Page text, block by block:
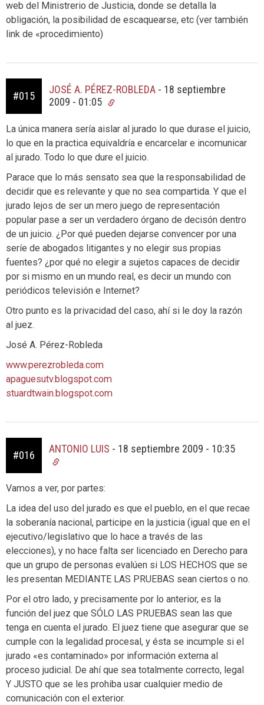
web del Ministrerio de Justicia, donde se detalla la
obligación, la posibilidad de escaquearse, etc (ver también
link de «procedimiento)
#015
JOSÉ A. PÉREZ-ROBLEDA - 18 septiembre
2009 - 01:05
La única manera sería aislar al jurado lo que durase el juicio,
lo que en la practica equivaldría e encarcelar e incomunicar
al jurado. Todo lo que dure el juicio.
Parace que lo más sensato sea que la responsabilidad de
decidir que es relevante y que no sea compartida. Y que el
jurado lejos de ser un mero juego de representación
popular pase a ser un verdadero órgano de decisón dentro
de un juicio. ¿Por qué pueden dejarse convencer por una
seríe de abogados litigantes y no elegir sus propias
fuentes? ¿por qué no elegir a sujetos capaces de decidir
por si mismo en un mundo real, es decir un mundo con
periódicos televisión e Internet?
Otro punto es la privacidad del caso, ahí si le doy la razón
al juez.
José A. Pérez-Robleda
www.perezrobleda.com
apaguesutv.blogspot.com
stuardtwain.blogspot.com
#016
ANTONIO LUIS - 18 septiembre 2009 - 10:35
Vamos a ver, por partes:
La idea del uso del jurado es que el pueblo, en el que recae
la soberanía nacional, participe en la justicia (igual que en el
ejecutivo/legislativo que lo hace a través de las
elecciones), y no hace falta ser licenciado en Derecho para
que un grupo de personas evalúen si LOS HECHOS que se
les presentan MEDIANTE LAS PRUEBAS sean ciertos o no.
Por el otro lado, y precisamente por lo anterior, es la
función del juez que SÓLO LAS PRUEBAS sean las que
tenga en cuenta el jurado. El juez tiene que asegurar que se
cumple con la legalidad procesal, y ésta se incumple si el
jurado «es contaminado» por información externa al
proceso judicial. De ahí que sea totalmente correcto, legal
Y JUSTO que se les prohiba usar cualquier medio de
comunicación con el exterior.